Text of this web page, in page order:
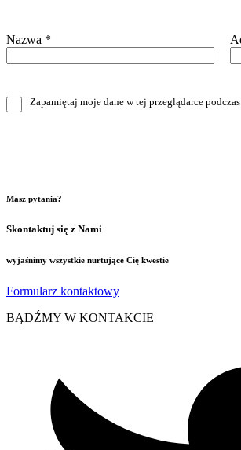
Nazwa *
Zapamiętaj moje dane w tej przeglądarce
Masz pytania?
Skontaktuj się z Nami
wyjaśnimy wszystkie nurtujące Cię kwestie
Formularz kontaktowy
BĄDŹMY W KONTAKCIE